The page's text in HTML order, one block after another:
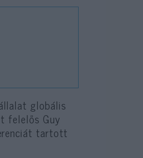
globális
felelős Guy
tartott